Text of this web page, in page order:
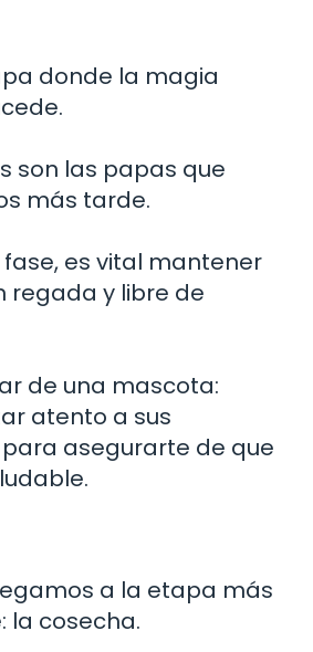
donde la magia
son las papas que
más tarde.
es vital mantener
regada y libre de
de una mascota:
atento a sus
asegurarte de que
a la etapa más
la cosecha.